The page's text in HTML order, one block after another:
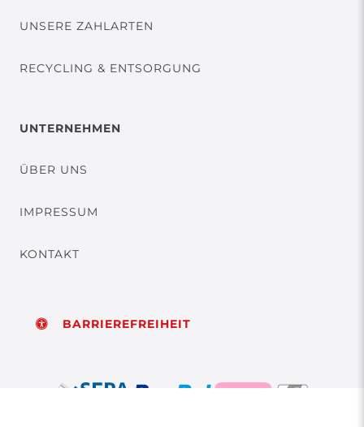
UNSERE ZAHLARTEN
RECYCLING & ENTSORGUNG
UNTERNEHMEN
ÜBER UNS
IMPRESSUM
KONTAKT
BARRIEREFREIHEIT